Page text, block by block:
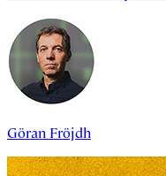
Göran Fröjdh